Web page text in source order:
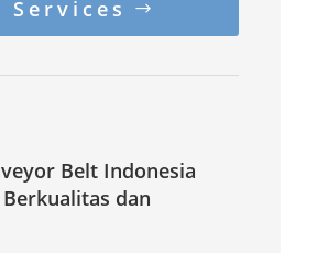
Services
Belt Indonesia
dan